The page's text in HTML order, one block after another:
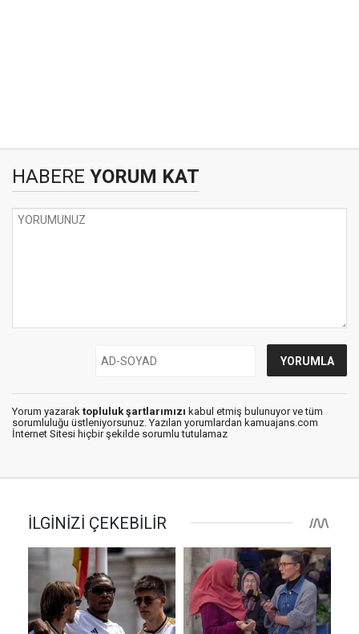
HABERE YORUM KAT
Yorum yazarak topluluk şartlarımızı kabul etmiş bulunuyor ve tüm
sorumluluğu üstleniyorsunuz. Yazılan yorumlardan kamuajans.com
İnternet Sitesi hiçbir şekilde sorumlu tutulamaz